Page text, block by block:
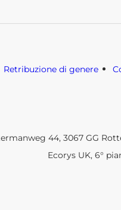
Retribuzione di genere
44, 3067 GG
Ecorys UK, 6°